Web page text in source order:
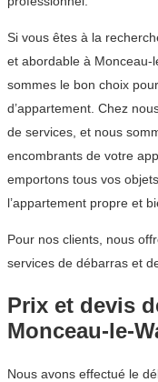
Si vous êtes à la
et abordable à Monceau-
sommes le bon choix
d’appartement. Chez
de services, et nous
encombrants de votre
emportons tous vos
l’appartement propre et
Pour nos clients, nous
services de débarras et
Prix et devis
Monceau-le-
Nous avons effectué le